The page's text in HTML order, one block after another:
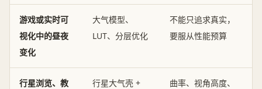
游戏或实时可
视化中的昼夜
变化
大气模型、
LUT、分层优化
不能只追求真实，
要服从性能预算
行星浏览、教
行星大气壳 +
曲率、视角高度、